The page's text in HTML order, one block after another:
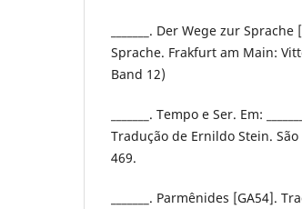
_______. Der Wege zur
Sprache. Frakfurt am Main:
Band 12)
_______. Tempo e Ser. Em:
Tradução de Ernildo Stein.
469.
_______. Parmênides [GA54].